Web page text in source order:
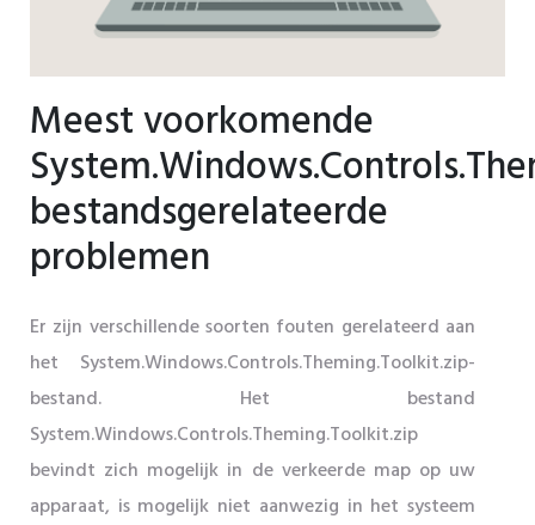
Meest voorkomende
bestandsgerelateerde
problemen
Er zijn verschillende soorten fouten gerelateerd aan
het System.Windows.Controls.Theming.Toolkit.zip-
bestand. Het bestand
System.Windows.Controls.Theming.Toolkit.zip
bevindt zich mogelijk in de verkeerde map op uw
apparaat, is mogelijk niet aanwezig in het systeem